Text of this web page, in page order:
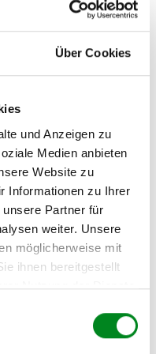
Über Cookies
und Anzeigen zu
Medien anbieten
Website zu
Informationen zu Ihrer
Partner für
weiter. Unsere
möglicherweise mit
ihnen bereitgestellt
Nutzung der Dienste